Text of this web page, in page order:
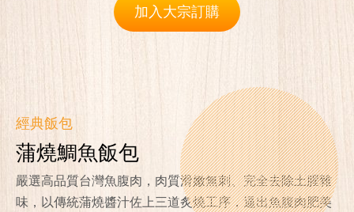
加入大宗訂購
經典飯包
蒲燒鯛魚飯包
嚴選高品質台灣魚腹肉，肉質滑嫩無刺、完全去除土腥雜
味，以傳統蒲燒醬汁佐上三道炙燒工序，逼出魚腹肉肥美